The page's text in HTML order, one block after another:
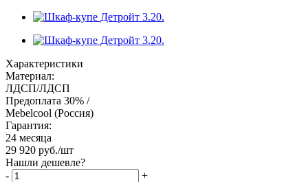
Характеристики
Материал:
ЛДСП/ЛДСП
Предоплата 30% /
Mebelcool (Россия)
Гарантия:
24 месяца
29 920 руб./шт
Нашли дешевле?
-
+